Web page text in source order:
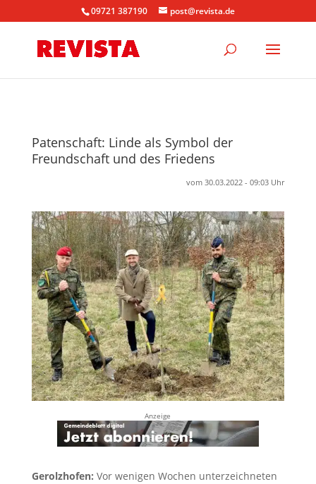
09721 387190 post@revista.de
Patenschaft: Linde als Symbol der
Freundschaft und des Friedens
vom 30.03.2022 - 09:03 Uhr
Anzeige
Gerolzhofen: Vor wenigen Wochen unterzeichneten